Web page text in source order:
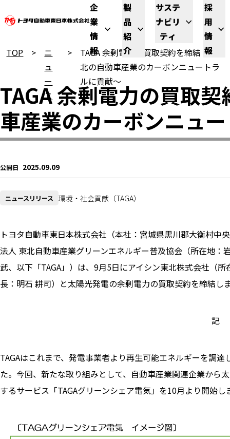
企
業
情
報
製
品
紹
介
サステ
ナビリ
ティ
採
用
情
報
TOP
ニ
ュ
ー
ス
TAGA 余剰電力の買取契約を締結 ～東
北の自動車産業のカーボンニュートラ
ルに貢献～
TAGA 余剰電力の買取
車産業のカーボンニュ
公開日 2025.09.09
ニュースリリース 環境・社会貢献（TAGA）
トヨタ自動車東日本株式会社（本社：宮城県黒川郡大衡村中
法人 東北自動車産業グリーンエネルギー普及協会（所在地
武、以下「TAGA」）は、9月5日にアイシン東北株式会社（
長：明石 耕司）と太陽光発電の余剰電力の買取契約を締結し
記
TAGAはこれまで、発電事業者より再生可能エネルギーを調
た。今回、新たな取り組みとして、自動車産業関連企業から
するサービス「TAGAグリーンシェア電気」を10月より開始し